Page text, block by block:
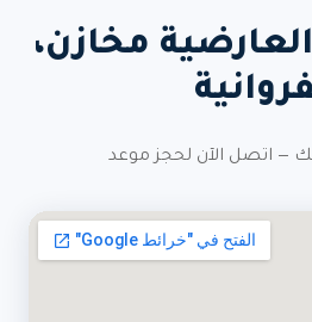
مخازن،
— اتصل الآن لحجز موعد